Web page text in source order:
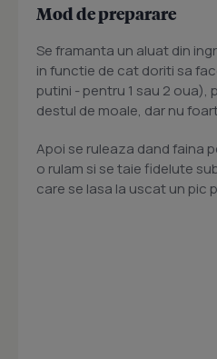
Mod de preparare
Se framanta un aluat din
in functie de cat doriti sa
putini - pentru 1 sau 2 oua),
destul de moale, dar nu
Apoi se ruleaza dand faina
o rulam si se taie fidelute
care se lasa la uscat un pic